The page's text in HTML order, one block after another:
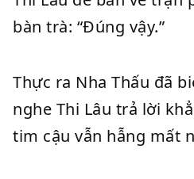
bàn trà: “Đúng vậy.”
Thực ra Nha Thấu đã
nghe Thi Lâu trả lời
tim cậu vẫn hẫng mất